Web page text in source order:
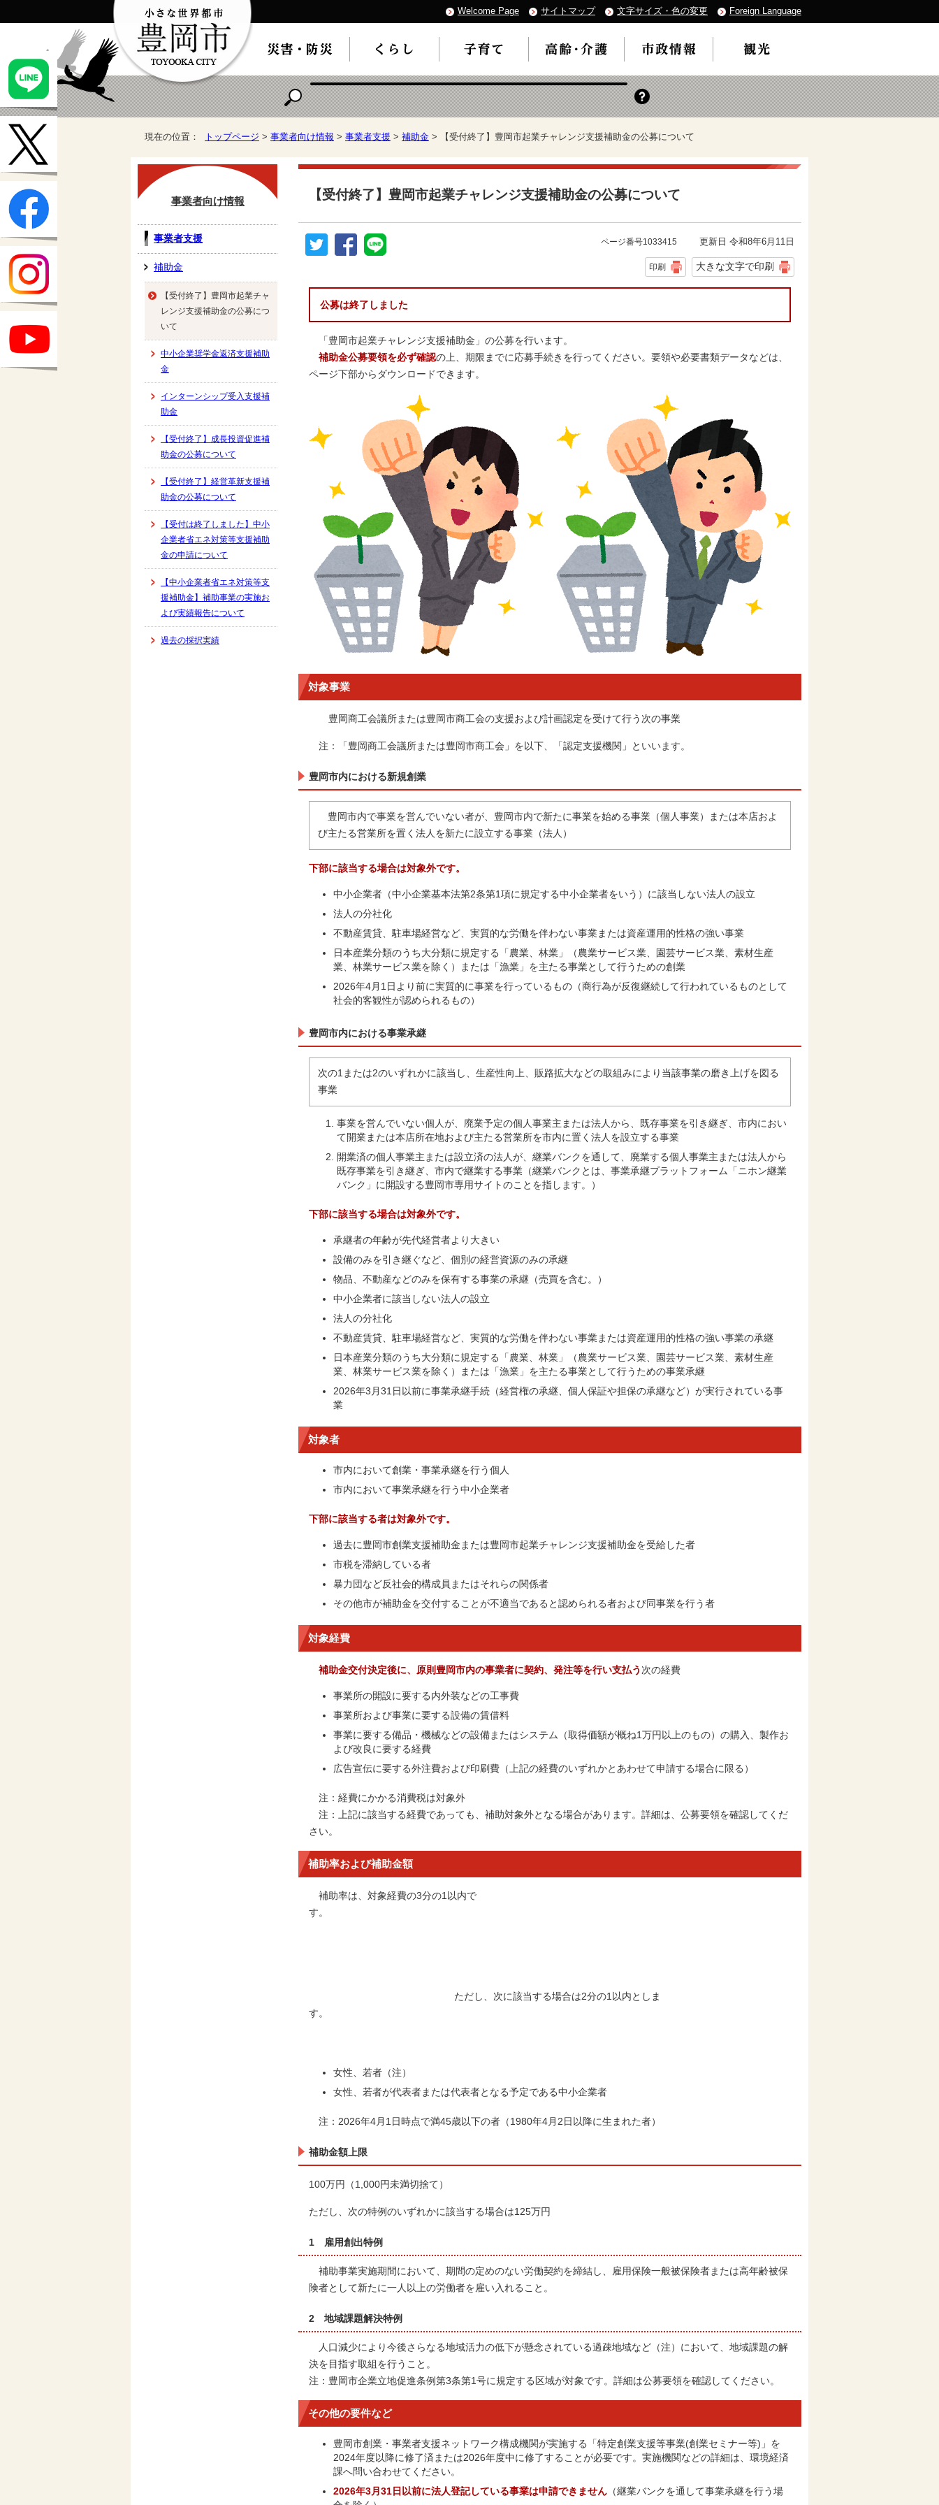
Welcome Page サイトマップ 文字サイズ・色の変更 Foreign Language
現在の位置： トップページ > 事業者向け情報 > 事業者支援 > 補助金 > 【受付終了】豊岡市起業チャレンジ支援補助金の公募について
【受付終了】豊岡市起業チャレンジ支援補助金の公募について
ページ番号1033415 更新日 令和8年6月11日
印刷 大きな文字で印刷
公募は終了しました
「豊岡市起業チャレンジ支援補助金」の公募を行います。
補助金公募要領を必ず確認の上、期限までに応募手続きを行ってください。要領や必要書類データなどは、
ページ下部からダウンロードできます。
対象事業
豊岡商工会議所または豊岡市商工会の支援および計画認定を受けて行う次の事業
注：「豊岡商工会議所または豊岡市商工会」を以下、「認定支援機関」といいます。
豊岡市内における新規創業
豊岡市内で事業を営んでいない者が、豊岡市内で新たに事業を始める事業（個人事業）または本店およ
び主たる営業所を置く法人を新たに設立する事業（法人）
下部に該当する場合は対象外です。
中小企業者（中小企業基本法第2条第1項に規定する中小企業者をいう）に該当しない法人の設立
法人の分社化
不動産賃貸、駐車場経営など、実質的な労働を伴わない事業または資産運用的性格の強い事業
日本産業分類のうち大分類に規定する「農業、林業」（農業サービス業、園芸サービス業、素材生産
業、林業サービス業を除く）または「漁業」を主たる事業として行うための創業
2026年4月1日より前に実質的に事業を行っているもの（商行為が反復継続して行われているものとして
社会的客観性が認められるもの）
豊岡市内における事業承継
次の1または2のいずれかに該当し、生産性向上、販路拡大などの取組みにより当該事業の磨き上げを図る
事業
事業を営んでいない個人が、廃業予定の個人事業主または法人から、既存事業を引き継ぎ、市内におい
て開業または本店所在地および主たる営業所を市内に置く法人を設立する事業
開業済の個人事業主または設立済の法人が、継業バンクを通して、廃業する個人事業主または法人から
既存事業を引き継ぎ、市内で継業する事業（継業バンクとは、事業承継プラットフォーム「ニホン継業
バンク」に開設する豊岡市専用サイトのことを指します。）
下部に該当する場合は対象外です。
承継者の年齢が先代経営者より大きい
設備のみを引き継ぐなど、個別の経営資源のみの承継
物品、不動産などのみを保有する事業の承継（売買を含む。）
中小企業者に該当しない法人の設立
法人の分社化
不動産賃貸、駐車場経営など、実質的な労働を伴わない事業または資産運用的性格の強い事業の承継
日本産業分類のうち大分類に規定する「農業、林業」（農業サービス業、園芸サービス業、素材生産
業、林業サービス業を除く）または「漁業」を主たる事業として行うための事業承継
2026年3月31日以前に事業承継手続（経営権の承継、個人保証や担保の承継など）が実行されている事
業
対象者
市内において創業・事業承継を行う個人
市内において事業承継を行う中小企業者
下部に該当する者は対象外です。
過去に豊岡市創業支援補助金または豊岡市起業チャレンジ支援補助金を受給した者
市税を滞納している者
暴力団など反社会的構成員またはそれらの関係者
その他市が補助金を交付することが不適当であると認められる者および同事業を行う者
対象経費
補助金交付決定後に、原則豊岡市内の事業者に契約、発注等を行い支払う 次の経費
事業所の開設に要する内外装などの工事費
事業所および事業に要する設備の賃借料
事業に要する備品・機械などの設備またはシステム（取得価額が概ね1万円以上のもの）の購入、製作お
よび改良に要する経費
広告宣伝に要する外注費および印刷費（上記の経費のいずれかとあわせて申請する場合に限る）
注：経費にかかる消費税は対象外
注：上記に該当する経費であっても、補助対象外となる場合があります。詳細は、公募要領を確認してくだ
さい。
補助率および補助金額
補助率は、対象経費の3分の1以内で
す。
ただし、次に該当する場合は2分の1以内としま
す。
女性、若者（注）
女性、若者が代表者または代表者となる予定である中小企業者
注：2026年4月1日時点で満45歳以下の者（1980年4月2日以降に生まれた者）
補助金額上限
100万円（1,000円未満切捨て）
ただし、次の特例のいずれかに該当する場合は125万円
1 雇用創出特例
補助事業実施期間において、期間の定めのない労働契約を締結し、雇用保険一般被保険者または高年齢被保
険者として新たに一人以上の労働者を雇い入れること。
2 地域課題解決特例
人口減少により今後さらなる地域活力の低下が懸念されている過疎地域など（注）において、地域課題の解
決を目指す取組を行うこと。
注：豊岡市企業立地促進条例第3条第1号に規定する区域が対象です。詳細は公募要領を確認してください。
その他の要件など
豊岡市創業・事業者支援ネットワーク構成機関が実施する「特定創業支援等事業(創業セミナー等)」を
2024年度以降に修了済または2026年度中に修了することが必要です。実施機関などの詳細は、環境経済
課へ問い合わせてください。
2026年3月31日以前に法人登記している事業は申請できません （継業バンクを通して事業承継を行う場
事業者向け情報
事業者支援
補助金
【受付終了】豊岡市起業チャ
レンジ支援補助金の公募につ
いて
中小企業奨学金返済支援補助
金
インターンシップ受入支援補
助金
【受付終了】成長投資促進補
助金の公募について
【受付終了】経営革新支援補
助金の公募について
【受付は終了しました】中小
企業者省エネ対策等支援補助
金の申請について
【中小企業者省エネ対策等支
援補助金】補助事業の実施お
よび実績報告について
過去の採択実績